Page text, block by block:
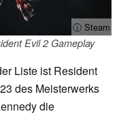
ⓘ Steam
Evil 2 Gameplay
Liste ist Resident
des Meisterwerks
die